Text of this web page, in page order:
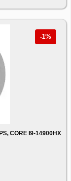
-1%
CORE I9-14900HX